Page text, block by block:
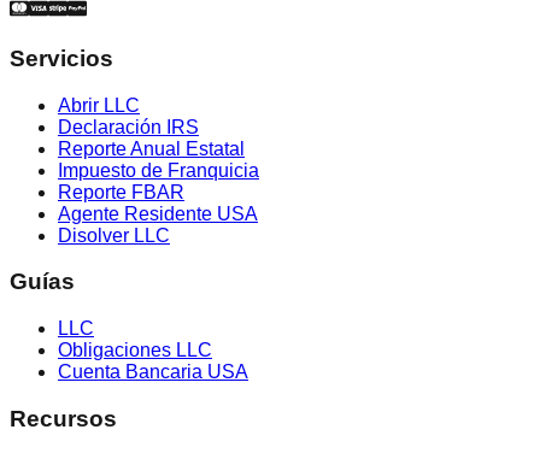
Servicios
Abrir LLC
Declaración IRS
Reporte Anual Estatal
Impuesto de Franquicia
Reporte FBAR
Agente Residente USA
Disolver LLC
Guías
LLC
Obligaciones LLC
Cuenta Bancaria USA
Recursos